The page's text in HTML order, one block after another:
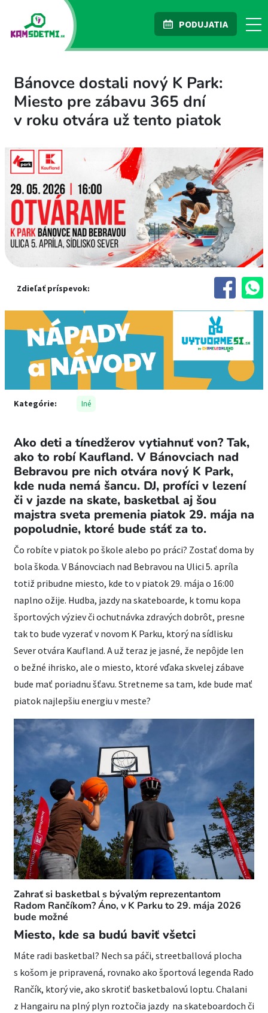
PODUJATIA
Bánovce dostali nový K Park:
Miesto pre zábavu 365 dní
v roku otvára už tento piatok
Zdieľať príspevok:
Kategórie: Iné
Ako deti a tínedžerov vytiahnuť von? Tak,
ako to robí Kaufland. V Bánovciach nad
Bebravou pre nich otvára nový K Park,
kde nuda nemá šancu. DJ, profíci v lezení
či v jazde na skate, basketbal aj šou
majstra sveta premenia piatok 29. mája na
popoludnie, ktoré bude stáť za to.
Čo robíte v piatok po škole alebo po práci? Zostať doma by
bola škoda. V Bánovciach nad Bebravou na Ulici 5. apríla
totiž pribudne miesto, kde to v piatok 29. mája o 16:00
naplno ožije. Hudba, jazdy na skateboarde, k tomu kopa
športových výziev či ochutnávka zdravých dobrôt, presne
tak to bude vyzerať v novom K Parku, ktorý na sídlisku
Sever otvára Kaufland. A už teraz je jasné, že nepôjde len
o bežné ihrisko, ale o miesto, ktoré vďaka skvelej zábave
bude mať poriadnu šťavu. Stretneme sa tam, kde bude mať
piatok najlepšiu energiu v meste?
Zahrať si basketbal s bývalým reprezentantom
Radom Rančíkom? Áno, v K Parku to 29. mája 2026
bude možné
Miesto, kde sa budú baviť všetci
Máte radi basketbal? Nech sa páči, streetballová plocha
s košom je pripravená, rovnako ako športová legenda Rado
Rančík, ktorý vie, ako skrotiť basketbalovú loptu. Chalani
z Hangairu na plný plyn roztočia jazdy na skateboardoch či